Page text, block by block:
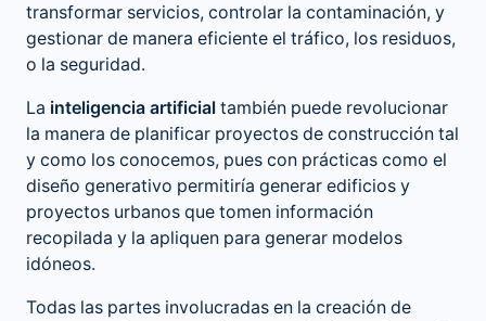
transformar servicios, controlar la contaminación, y
gestionar de manera eficiente el tráfico, los residuos,
o la seguridad.
La inteligencia artificial también puede revolucionar
la manera de planificar proyectos de construcción tal
y como los conocemos, pues con prácticas como el
diseño generativo permitiría generar edificios y
proyectos urbanos que tomen información
recopilada y la apliquen para generar modelos
idóneos.
Todas las partes involucradas en la creación de